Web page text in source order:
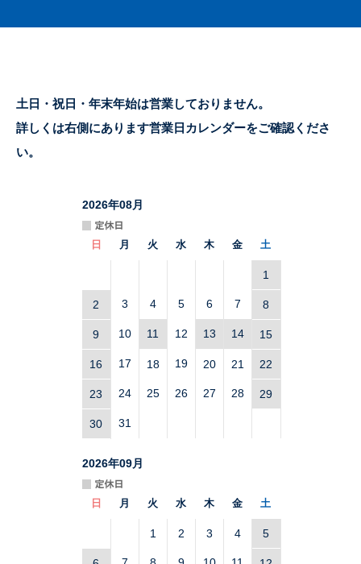
土日・祝日・年末年始は営業しておりません。
詳しくは右側にあります営業日カレンダーをご確認くださ
い。
2026年08月
日 月 火 水 木 金 土
1
2 3 4 5 6 7 8
9 10 11 12 13 14 15
16 17 18 19 20 21 22
23 24 25 26 27 28 29
30 31
2026年09月
日 月 火 水 木 金 土
1 2 3 4 5